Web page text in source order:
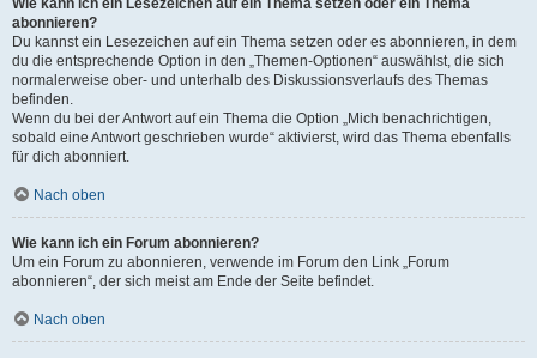
Wie kann ich ein Lesezeichen auf ein Thema setzen oder ein Thema
abonnieren?
Du kannst ein Lesezeichen auf ein Thema setzen oder es abonnieren, in dem
du die entsprechende Option in den „Themen-Optionen“ auswählst, die sich
normalerweise ober- und unterhalb des Diskussionsverlaufs des Themas
befinden.
Wenn du bei der Antwort auf ein Thema die Option „Mich benachrichtigen,
sobald eine Antwort geschrieben wurde“ aktivierst, wird das Thema ebenfalls
für dich abonniert.
Nach oben
Wie kann ich ein Forum abonnieren?
Um ein Forum zu abonnieren, verwende im Forum den Link „Forum
abonnieren“, der sich meist am Ende der Seite befindet.
Nach oben